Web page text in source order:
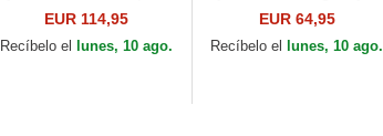
Twill Polo Bear de Polo
Ralph Lauren
EUR 114,95
Recíbelo el lunes, 10 ago.
Cotton Chino Classic
Sport de Polo Ralph
EUR 64,95
Recíbelo el lunes, 10 ago.